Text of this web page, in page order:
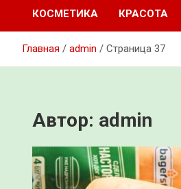
КОСМЕТИКА КРАСОТА
Главная admin Страница 37
Автор: admin